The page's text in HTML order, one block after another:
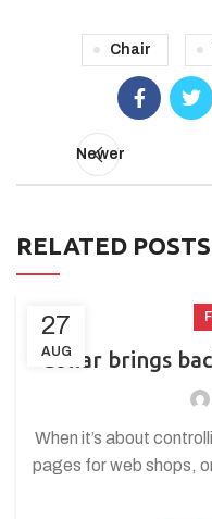
Chair
Newer
RELATED POSTS
27
AUG
Collar brings
When it’s about
pages for web shops,